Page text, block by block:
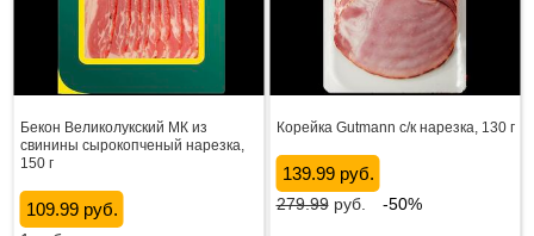
Бекон Великолукский МК из
свинины сырокопченый нарезка,
150 г
109.99 руб.
Корейка Gutmann с/к нарезка, 130 г
139.99 руб.
279.99руб. -50%